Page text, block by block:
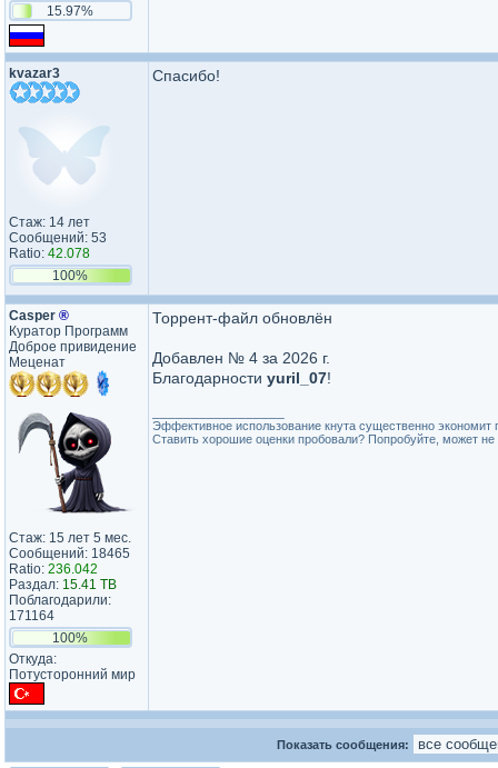
15.97%
kvazar3
Стаж: 14 лет
Сообщений: 53
Ratio: 42.078
100%
Спасибо!
Casper ®
Куратор Программ
Доброе привидение
Меценат
Стаж: 15 лет 5 мес.
Сообщений: 18465
Ratio: 236.042
Раздал: 15.41 TB
Поблагодарили:
171164
100%
Откуда:
Потусторонний мир
Торрент-файл обновлён
Добавлен № 4 за 2026 г.
Благодарности yuril_07!
Эффективное использование кнута существенно экономит
Ставить хорошие оценки пробовали? Попробуйте, может
Показать сообщения: